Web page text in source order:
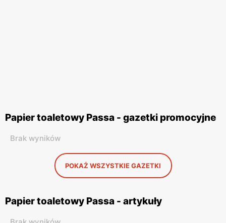
Papier toaletowy Passa - gazetki promocyjne
Brak wyników
POKAŻ WSZYSTKIE GAZETKI
Papier toaletowy Passa - artykuły